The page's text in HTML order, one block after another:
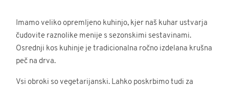
Imamo veliko opremljeno kuhinjo, kjer naš kuhar ustvarja
čudovite raznolike menije s sezonskimi sestavinami.
Osrednji kos kuhinje je tradicionalna ročno izdelana krušna
peč na drva.
Vsi obroki so vegetarijanski. Lahko poskrbimo tudi za